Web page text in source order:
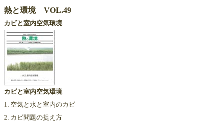
熱と環境 VOL.49
カビと室内空気環境
カビと室内空気環境
1. 空気と水と室内のカビ
2. カビ問題の捉え方